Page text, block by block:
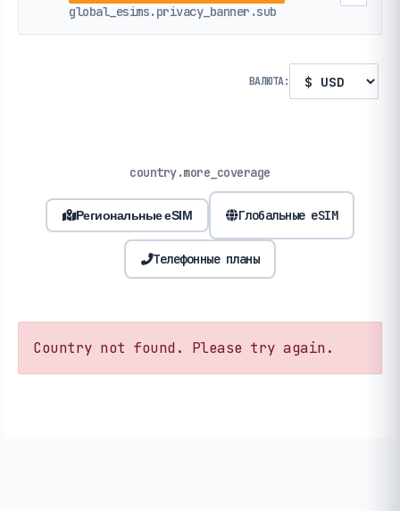
global_esims.privacy_banner.sub
ВАЛЮТА:
country.more_coverage
Региональные eSIM Глобальные eSIM
Телефонные планы
Country not found. Please try again.